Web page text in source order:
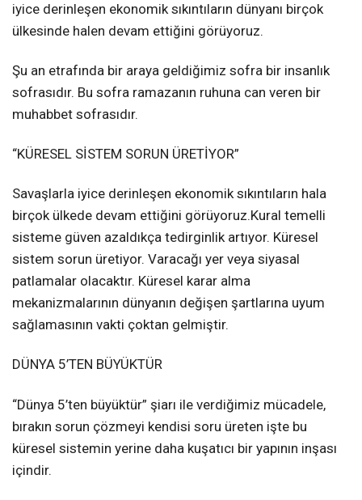
iyice derinleşen ekonomik sıkıntıların dünyanı birçok
ülkesinde halen devam ettiğini görüyoruz.
Şu an etrafında bir araya geldiğimiz sofra bir insanlık
sofrasıdır. Bu sofra ramazanın ruhuna can veren bir
muhabbet sofrasıdır.
“KÜRESEL SİSTEM SORUN ÜRETİYOR”
Savaşlarla iyice derinleşen ekonomik sıkıntıların hala
birçok ülkede devam ettiğini görüyoruz.Kural temelli
sisteme güven azaldıkça tedirginlik artıyor. Küresel
sistem sorun üretiyor. Varacağı yer veya siyasal
patlamalar olacaktır. Küresel karar alma
mekanizmalarının dünyanın değişen şartlarına uyum
sağlamasının vakti çoktan gelmiştir.
DÜNYA 5’TEN BÜYÜKTÜR
“Dünya 5’ten büyüktür” şiarı ile verdiğimiz mücadele,
bırakın sorun çözmeyi kendisi soru üreten işte bu
küresel sistemin yerine daha kuşatıcı bir yapının inşası
içindir.